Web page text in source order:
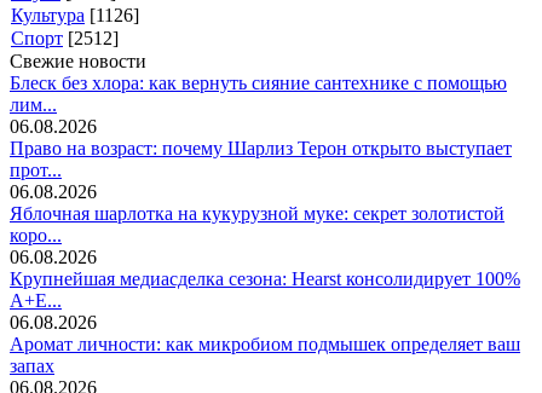
Культура [1126]
Спорт [2512]
Свежие новости
Блеск без хлора: как вернуть сияние сантехнике с помощью
лим...
06.08.2026
Право на возраст: почему Шарлиз Терон открыто выступает
прот...
06.08.2026
Яблочная шарлотка на кукурузной муке: секрет золотистой
коро...
06.08.2026
Крупнейшая медиасделка сезона: Hearst консолидирует 100%
A+E...
06.08.2026
Аромат личности: как микробиом подмышек определяет ваш
запах
06.08.2026